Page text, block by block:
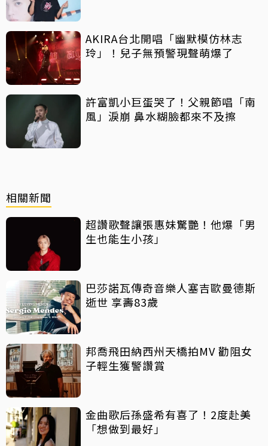
AKIRA台北開唱「幽默模仿林志
玲」！兒子無預警現聲萌爆了
許富凱小巨蛋哭了！父親節唱「南
風」淚崩 鼻水糊臉都來不及擦
相關新聞
超讚歌聲讓張惠妹驚艷！他爆「男
生也能生小孩」
巴莎諾瓦傳奇音樂人塞吉歐曼德斯
逝世 享壽83歲
邦喬飛田納西州天橋拍MV 勸阻女
子輕生獲警讚賞
金曲歌后孫盛希有喜了！2度赴美
「想做到最好」